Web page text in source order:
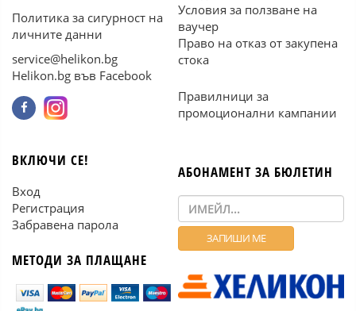
Политика за сигурност на
личните данни
service@helikon.bg
Helikon.bg във Facebook
Условия за ползване на
ваучер
Право на отказ от закупена
стока
Правилници за
промоционални кампании
ВКЛЮЧИ СЕ!
Вход
Регистрация
Забравена парола
МЕТОДИ ЗА ПЛАЩАНЕ
АБОНАМЕНТ ЗА БЮЛЕТИН